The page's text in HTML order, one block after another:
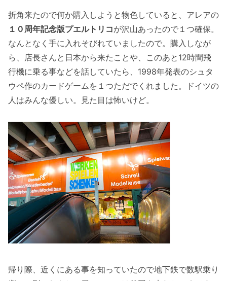
折角来たので何か購入しようと物色していると、アレアの
１０周年記念版プエルトリコが沢山あったので１つ確保。
なんとなく手に入れそびれていましたので。購入しなが
ら、店長さんと日本から来たことや、このあと12時間飛
行機に乗る事などを話していたら、1998年発表のシュタ
ウペ作のカードゲームを１つただでくれました。ドイツの
人はみんな優しい。見た目は怖いけど。
帰り際、近くにある事を知っていたので地下鉄で数駅乗り